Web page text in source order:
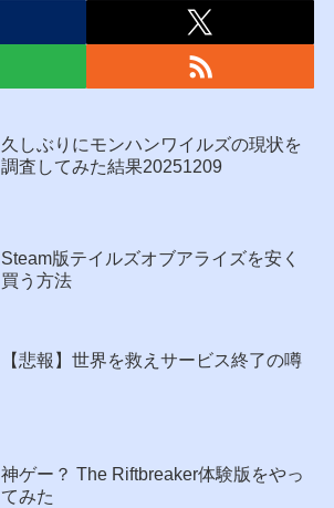
久しぶりにモンハンワイルズの現状を
調査してみた結果20251209
Steam版テイルズオブアライズを安く
買う方法
【悲報】世界を救えサービス終了の噂
神ゲー？ The Riftbreaker体験版をやっ
てみた